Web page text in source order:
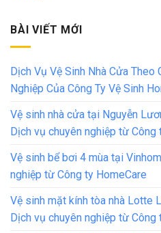
BÀI VIẾT MỚI
Dịch Vụ Vệ Sinh Nhà Cửa Theo
Nghiệp Của Công Ty Vệ Sinh
Vệ sinh nhà cửa tại Nguyễn
Dịch vụ chuyên nghiệp từ Công
Vệ sinh bể bơi 4 mùa tại
nghiệp từ Công ty HomeCare
Vệ sinh mặt kính tòa nhà Lotte
Dịch vụ chuyên nghiệp từ Công